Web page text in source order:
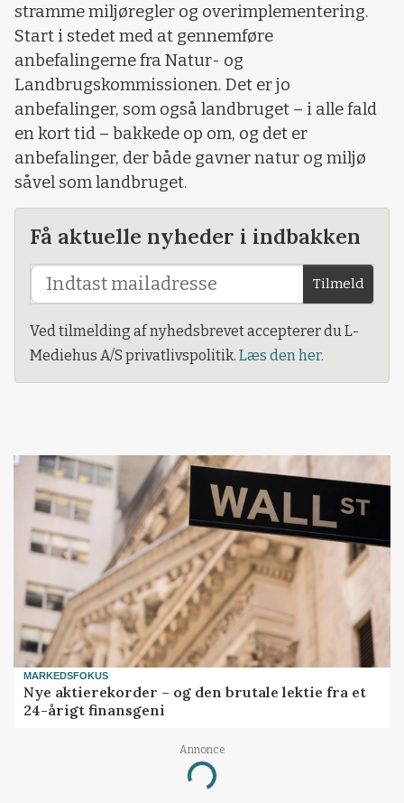
stramme miljøregler og overimplementering.
Start i stedet med at gennemføre
anbefalingerne fra Natur- og
Landbrugskommissionen. Det er jo
anbefalinger, som også landbruget – i alle fald
en kort tid – bakkede op om, og det er
anbefalinger, der både gavner natur og miljø
såvel som landbruget.
Få aktuelle nyheder i indbakken
Tilmeld
Ved tilmelding af nyhedsbrevet accepterer du L-
Mediehus A/S privatlivspolitik. Læs den her.
MARKEDSFOKUS
Nye aktierekorder – og den brutale lektie fra et
24-årigt finansgeni
Annonce
Loading...